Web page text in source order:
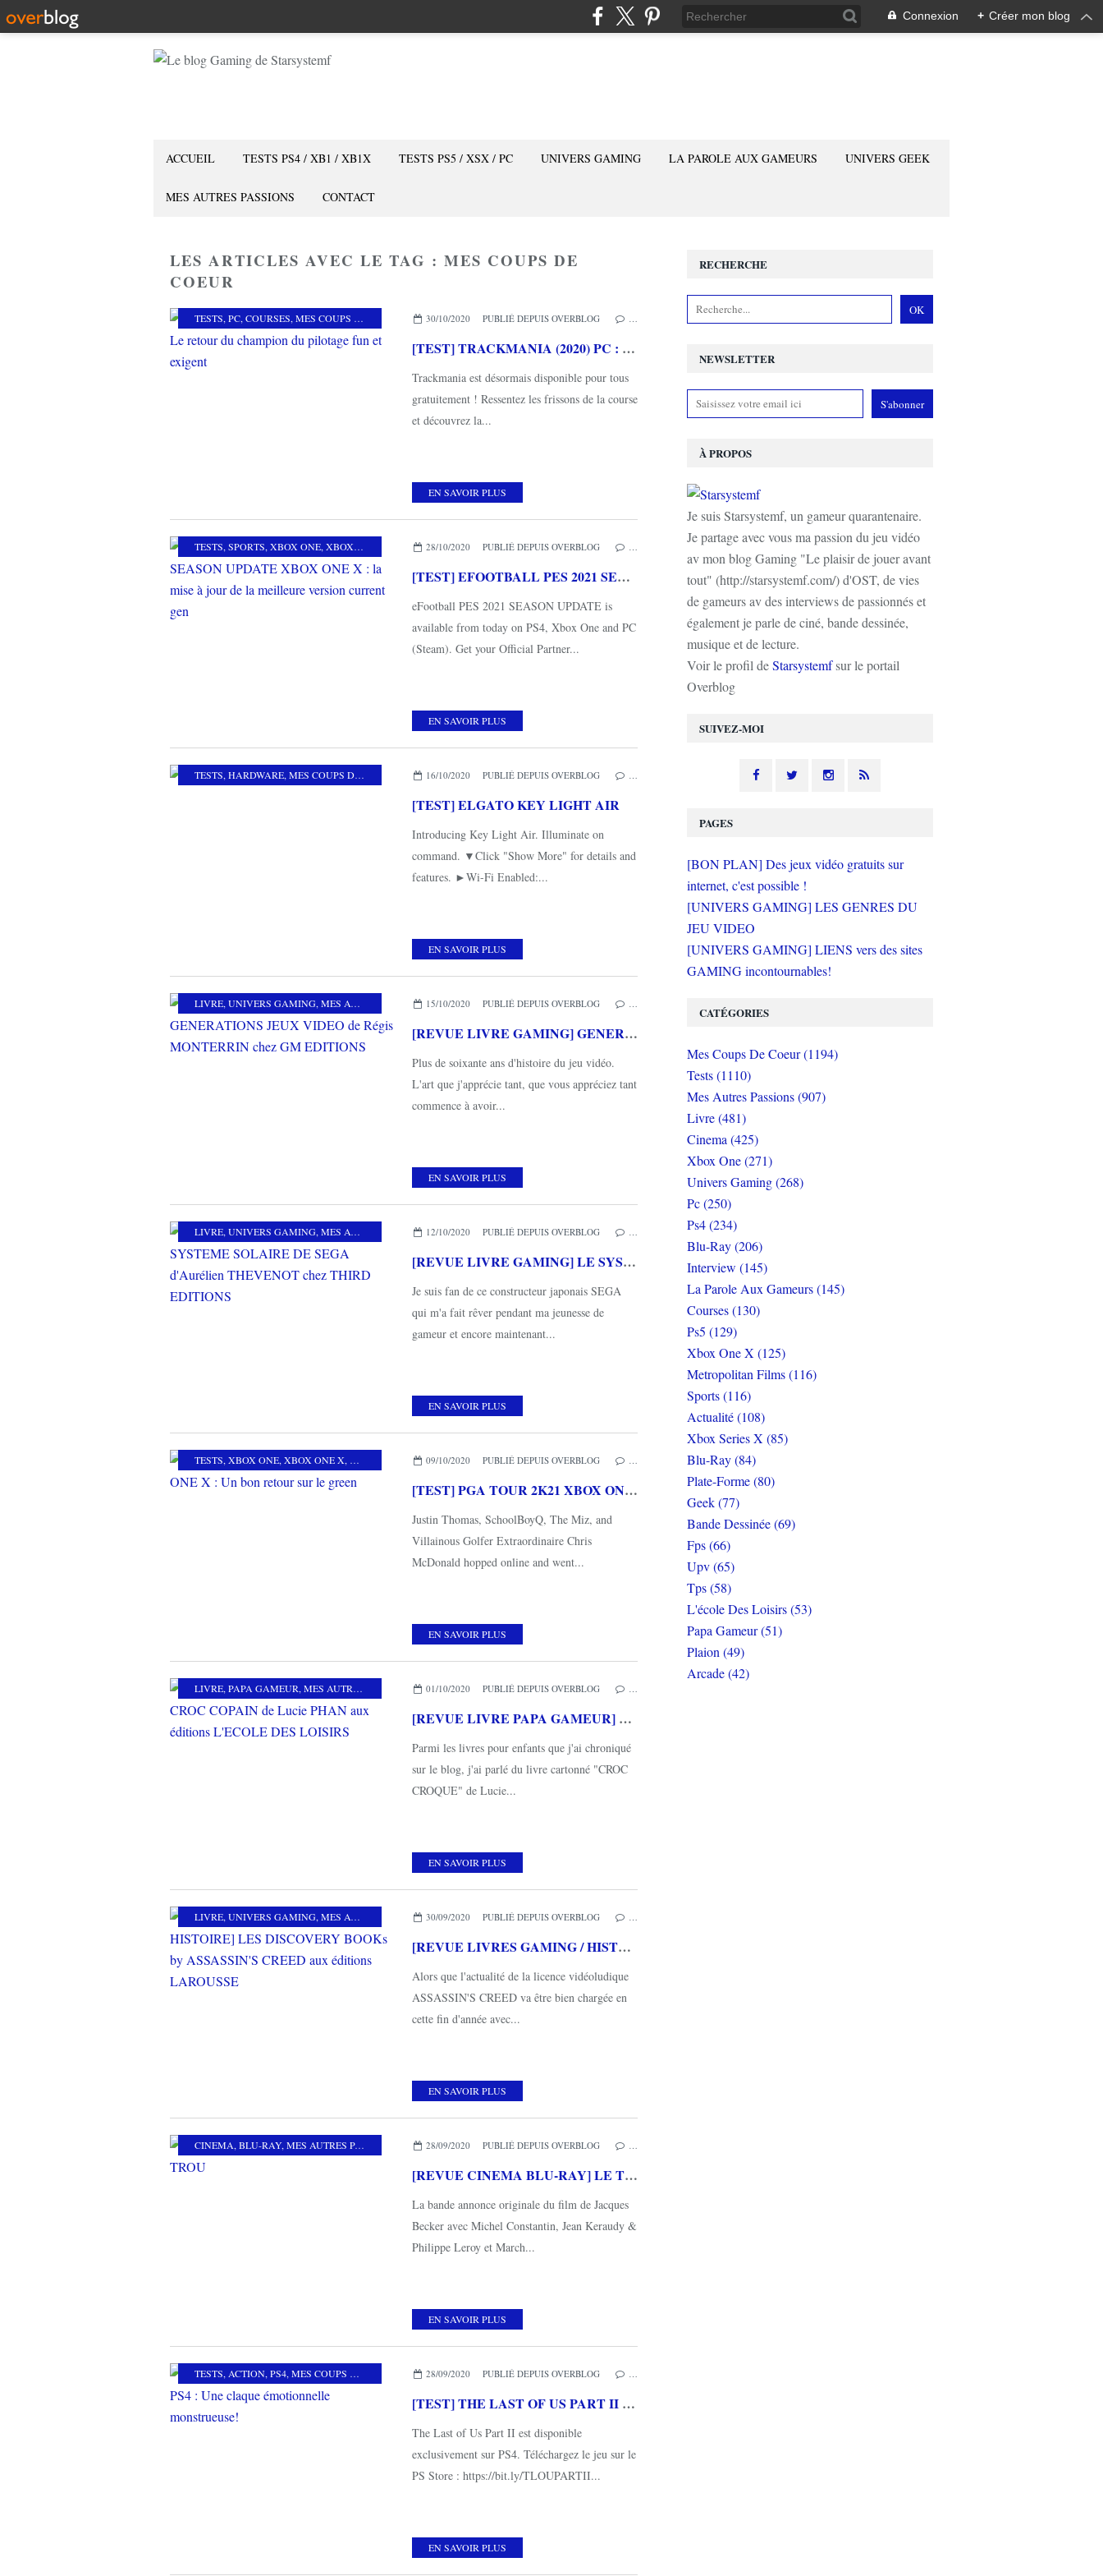
Connexion + Créer mon blog
ACCUEIL TESTS PS4 / XB1 / XB1X TESTS PS5 / XSX / PC UNIVERS GAMING LA PAROLE AUX GAMEURS UNIVERS GEEK
MES AUTRES PASSIONS CONTACT
LES ARTICLES AVEC LE TAG : MES COUPS DE
COEUR
TESTS, PC, COURSES, MES COUPS DE COEUR 30/10/2020 PUBLIÉ DEPUIS OVERBLOG
[TEST] TRACKMANIA (2020) PC : Le retour du champion du pilotage fun et exigent
Trackmania est désormais disponible pour tous
gratuitement ! Ressentez les frissons de la course
et découvrez la...
EN SAVOIR PLUS
TESTS, SPORTS, XBOX ONE, XBOX ONE X MES COUPS DE COEUR
28/10/2020 PUBLIÉ DEPUIS OVERBLOG
[TEST] EFOOTBALL PES 2021 SEASON UPDATE XBOX ONE X : la mise à jour de la meilleure version current gen
eFootball PES 2021 SEASON UPDATE is
available from today on PS4, Xbox One and PC
(Steam). Get your Official Partner...
EN SAVOIR PLUS
TESTS, HARDWARE, MES COUPS DE COEUR 16/10/2020 PUBLIÉ DEPUIS OVERBLOG
[TEST] ELGATO KEY LIGHT AIR
Introducing Key Light Air. Illuminate on
command. ▼Click "Show More" for details and
features. ►Wi-Fi Enabled:...
EN SAVOIR PLUS
LIVRE, UNIVERS GAMING, MES AUTRES PASSIONS ,MES COUPS DE COEUR,GM EDITIONS
15/10/2020 PUBLIÉ DEPUIS OVERBLOG
[REVUE LIVRE GAMING] GENERATIONS JEUX VIDEO de Régis MONTERRIN chez GM EDITIONS
Plus de soixante ans d'histoire du jeu vidéo.
L'art que j'apprécie tant, que vous appréciez tant
commence à avoir...
EN SAVOIR PLUS
LIVRE, UNIVERS GAMING, MES AUTRES PASSIONS ,MES COUPS DE COEUR,THIRD EDITIONS
12/10/2020 PUBLIÉ DEPUIS OVERBLOG
[REVUE LIVRE GAMING] LE SYSTEME SOLAIRE DE SEGA d'Aurélien THEVENOT chez THIRD EDITIONS
Je suis fan de ce constructeur japonais SEGA
qui m'a fait rêver pendant ma jeunesse de
gameur et encore maintenant...
EN SAVOIR PLUS
TESTS, XBOX ONE, XBOX ONE X, SPORTS MES COUPS DE COEUR
09/10/2020 PUBLIÉ DEPUIS OVERBLOG
[TEST] PGA TOUR 2K21 XBOX ONE X : Un bon retour sur le green
Justin Thomas, SchoolBoyQ, The Miz, and
Villainous Golfer Extraordinaire Chris
McDonald hopped online and went...
EN SAVOIR PLUS
LIVRE, PAPA GAMEUR, MES AUTRES PASSIONS ,MES COUPS DE COEUR,L'ÉCOLE DES LOISIRS
01/10/2020 PUBLIÉ DEPUIS OVERBLOG
[REVUE LIVRE PAPA GAMEUR] CROC COPAIN de Lucie PHAN aux éditions L'ECOLE DES LOISIRS
Parmi les livres pour enfants que j'ai chroniqué
sur le blog, j'ai parlé du livre cartonné "CROC
CROQUE" de Lucie...
EN SAVOIR PLUS
LIVRE, UNIVERS GAMING, MES AUTRES PASSIONS ,MES COUPS DE COEUR,LAROUSSE
30/09/2020 PUBLIÉ DEPUIS OVERBLOG
[REVUE LIVRES GAMING / HISTOIRE] LES DISCOVERY BOOKs by ASSASSIN'S CREED aux éditions LAROUSSE
Alors que l'actualité de la licence vidéoludique
ASSASSIN'S CREED va être bien chargée en
cette fin d'année avec...
EN SAVOIR PLUS
CINEMA, BLU-RAY, MES AUTRES PASSIONS MES COUPS DE COEUR,STUDIOCANAL
28/09/2020 PUBLIÉ DEPUIS OVERBLOG
[REVUE CINEMA BLU-RAY] LE TROU
La bande annonce originale du film de Jacques
Becker avec Michel Constantin, Jean Keraudy &
Philippe Leroy et March...
EN SAVOIR PLUS
TESTS, ACTION, PS4, MES COUPS DE COEUR 28/09/2020 PUBLIÉ DEPUIS OVERBLOG
[TEST] THE LAST OF US PART II PS4 : Une claque émotionnelle monstrueuse!
The Last of Us Part II est disponible
exclusivement sur PS4. Téléchargez le jeu sur le
PS Store : https://bit.ly/TLOUPARTII...
EN SAVOIR PLUS
NEWSLETTER
SUIVEZ-MOI
RECHERCHE
À PROPOS
Je suis Starsystemf, un gameur quarantenaire.
Je partage avec vous ma passion du jeu vidéo
av mon blog Gaming "Le plaisir de jouer avant
tout" (http://starsystemf.com/) d'OST, de vies
de gameurs av des interviews de passionnés et
également je parle de ciné, bande dessinée,
musique et de lecture.
Voir le profil deStarsystemfsur le portail
Overblog
PAGES
[BON PLAN] Des jeux vidéo gratuits sur
internet, c'est possible !
[UNIVERS GAMING] LES GENRES DU
JEU VIDEO
[UNIVERS GAMING] LIENS vers des sites
GAMING incontournables!
CATÉGORIES
Mes Coups De Coeur (1194)
Tests (1110)
Mes Autres Passions (907)
Livre (481)
Cinema (425)
Xbox One (271)
Univers Gaming (268)
Pc (250)
Ps4 (234)
Blu-Ray (206)
Interview (145)
La Parole Aux Gameurs (145)
Courses (130)
Ps5 (129)
Xbox One X (125)
Metropolitan Films (116)
Sports (116)
Actualité (108)
Xbox Series X (85)
Blu-Ray (84)
Plate-Forme (80)
Geek (77)
Bande Dessinée (69)
Fps (66)
Upv (65)
Tps (58)
L'école Des Loisirs (53)
Papa Gameur (51)
Plaion (49)
Arcade (42)